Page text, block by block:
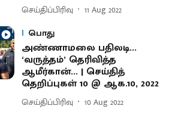
செய்திப்பிரிவு
11 Aug 2022
பொது
அண்ணாமலை பதிலடி...
‘வருத்தம்’ தெரிவித்த
ஆமீர்கான்... | செய்தித்
தெறிப்புகள் 10 @ ஆக.10, 2022
செய்திப்பிரிவு
10 Aug 2022